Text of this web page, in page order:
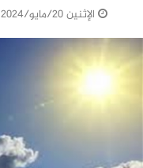
الإثنين 20/مايو/2024 - 08:21 ص